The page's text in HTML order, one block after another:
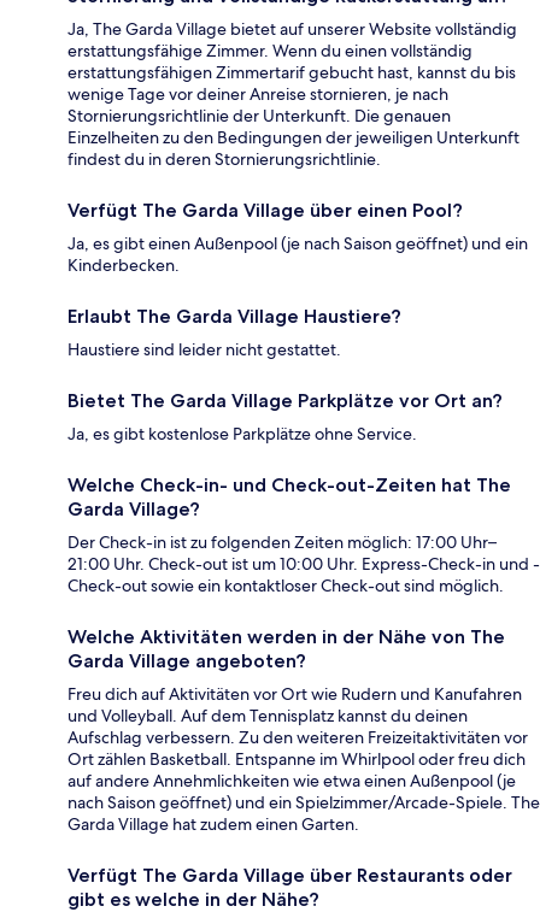
Ja, The Garda Village bietet auf unserer Website vollständig
erstattungsfähige Zimmer. Wenn du einen vollständig
erstattungsfähigen Zimmertarif gebucht hast, kannst du bis
wenige Tage vor deiner Anreise stornieren, je nach
Stornierungsrichtlinie der Unterkunft. Die genauen
Einzelheiten zu den Bedingungen der jeweiligen Unterkunft
findest du in deren Stornierungsrichtlinie.
Verfügt The Garda Village über einen Pool?
Ja, es gibt einen Außenpool (je nach Saison geöffnet) und ein
Kinderbecken.
Erlaubt The Garda Village Haustiere?
Haustiere sind leider nicht gestattet.
Bietet The Garda Village Parkplätze vor Ort an?
Ja, es gibt kostenlose Parkplätze ohne Service.
Welche Check-in- und Check-out-Zeiten hat The
Garda Village?
Der Check-in ist zu folgenden Zeiten möglich: 17:00 Uhr–
21:00 Uhr. Check-out ist um 10:00 Uhr. Express-Check-in und -
Check-out sowie ein kontaktloser Check-out sind möglich.
Welche Aktivitäten werden in der Nähe von The
Garda Village angeboten?
Freu dich auf Aktivitäten vor Ort wie Rudern und Kanufahren
und Volleyball. Auf dem Tennisplatz kannst du deinen
Aufschlag verbessern. Zu den weiteren Freizeitaktivitäten vor
Ort zählen Basketball. Entspanne im Whirlpool oder freu dich
auf andere Annehmlichkeiten wie etwa einen Außenpool (je
nach Saison geöffnet) und ein Spielzimmer/Arcade-Spiele. The
Garda Village hat zudem einen Garten.
Verfügt The Garda Village über Restaurants oder
gibt es welche in der Nähe?